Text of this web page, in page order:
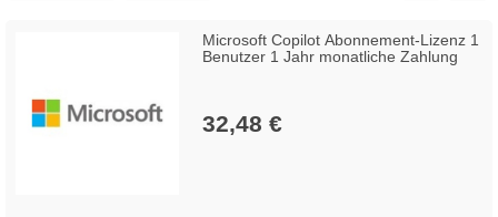
Microsoft Copilot Abonnement-Lizenz 1
Benutzer 1 Jahr monatliche Zahlung
32,48 €